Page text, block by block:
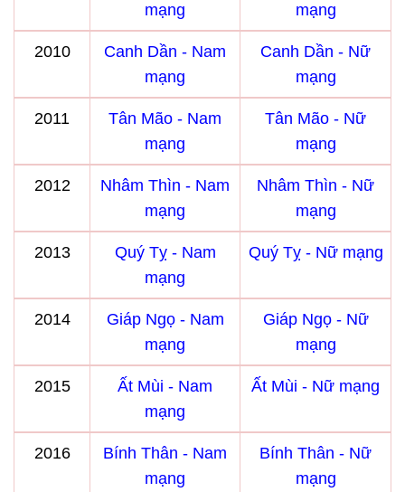
mạng
mạng
2010
Canh Dần - Nam
mạng
Canh Dần - Nữ
mạng
2011
Tân Mão - Nam
mạng
Tân Mão - Nữ
mạng
2012
Nhâm Thìn - Nam
mạng
Nhâm Thìn - Nữ
mạng
2013
Quý Tỵ - Nam
mạng
Quý Tỵ - Nữ mạng
2014
Giáp Ngọ - Nam
mạng
Giáp Ngọ - Nữ
mạng
2015
Ất Mùi - Nam
mạng
Ất Mùi - Nữ mạng
2016
Bính Thân - Nam
mạng
Bính Thân - Nữ
mạng